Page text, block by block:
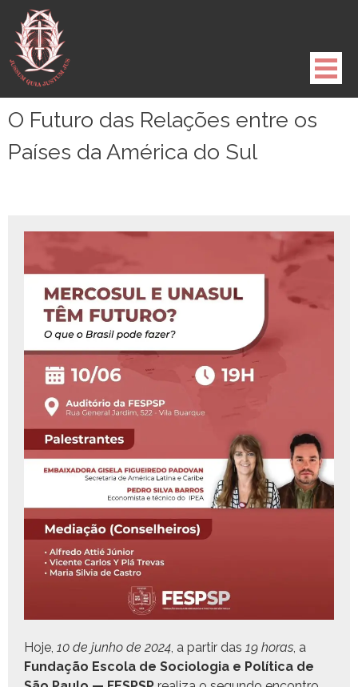
para
conteúdo
O Futuro das Relações entre os
Países da América do Sul
Hoje, 10 de jun­ho de 2024, a par­tir das 19 horas, a
Fun­dação Esco­la de Soci­olo­gia e Políti­ca de